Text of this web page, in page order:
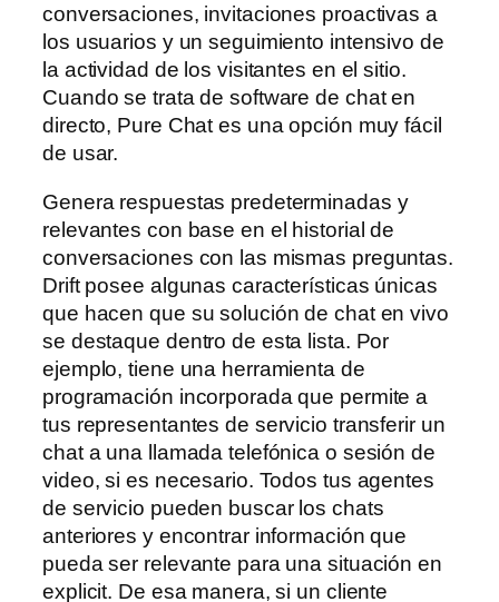
conversaciones, invitaciones proactivas a
los usuarios y un seguimiento intensivo de
la actividad de los visitantes en el sitio.
Cuando se trata de software de chat en
directo, Pure Chat es una opción muy fácil
de usar.
Genera respuestas predeterminadas y
relevantes con base en el historial de
conversaciones con las mismas preguntas.
Drift posee algunas características únicas
que hacen que su solución de chat en vivo
se destaque dentro de esta lista. Por
ejemplo, tiene una herramienta de
programación incorporada que permite a
tus representantes de servicio transferir un
chat a una llamada telefónica o sesión de
video, si es necesario. Todos tus agentes
de servicio pueden buscar los chats
anteriores y encontrar información que
pueda ser relevante para una situación en
explicit. De esa manera, si un cliente